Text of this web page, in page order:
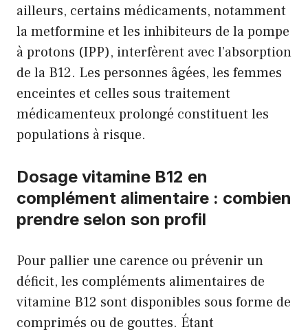
ailleurs, certains médicaments, notamment
la metformine et les inhibiteurs de la pompe
à protons (IPP), interfèrent avec l’absorption
de la B12. Les personnes âgées, les femmes
enceintes et celles sous traitement
médicamenteux prolongé constituent les
populations à risque.
Dosage vitamine B12 en
complément alimentaire : combien
prendre selon son profil
Pour pallier une carence ou prévenir un
déficit, les compléments alimentaires de
vitamine B12 sont disponibles sous forme de
comprimés ou de gouttes. Étant